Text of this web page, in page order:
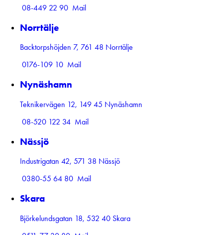
08-449 22 90 Mail
Norrtälje
Backtorpshöjden 7, 761 48 Norrtälje
0176-109 10 Mail
Nynäshamn
Teknikervägen 12, 149 45 Nynäshamn
08-520 122 34 Mail
Nässjö
Industrigatan 42, 571 38 Nässjö
0380-55 64 80 Mail
Skara
Björkelundsgatan 18, 532 40 Skara